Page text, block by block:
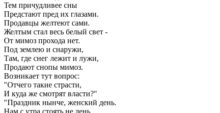
Тем причудливее сны
Предстают пред их глазами.
Продавцы желтеют сами.
Желтым стал весь белый свет -
От мимоз прохода нет.
Под землею и снаружи,
Там, где снег лежит и лужи,
Продают снопы мимоз.
Возникает тут вопрос:
"Отчего такие страсти,
И куда же смотрят власти?"
"Праздник нынче, женский день.